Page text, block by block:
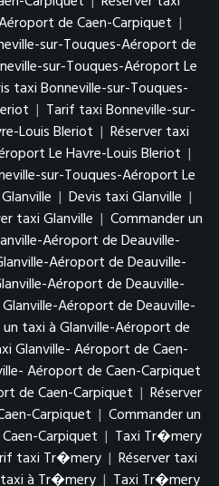
de Caen-Carpiquet |
sur-Touques-Aéroport de
sur-Touques-Aéroport Le
taxi Bonneville-sur-Touques-
| Tarif taxi Bonneville-sur-
Louis Bleriot | Réserver taxi
Le Havre-Louis Bleriot |
sur-Touques-Aéroport Le
| Devis taxi Glanville |
taxi Glanville | Commander un
Aéroport de Deauville-
Aéroport de Deauville-
Aéroport de Deauville-
Aéroport de Deauville-
taxi à Glanville-Aéroport de
Glanville- Aéroport de Caen-
Aéroport de Caen-Carpiquet
de Caen-Carpiquet | Réserver
Carpiquet | Commander un
Carpiquet | Taxi Tr�mery
taxi Tr�mery | Réserver taxi
à Tr�mery | Taxi Tr�mery